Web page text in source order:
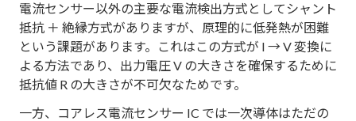
電流センサー以外の主要な電流検出方式としてシャント
抵抗 ＋ 絶縁方式がありますが、原理的に低発熱が困難
という課題があります。これはこの方式が I → V 変換に
よる方法であり、出力電圧 V の大きさを確保するために
抵抗値 R の大きさが不可欠なためです。
一方、コアレス電流センサー IC では一次導体はただの